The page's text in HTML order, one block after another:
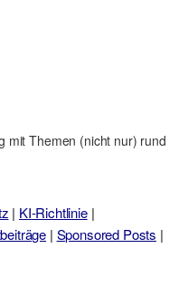
mit Themen (nicht nur) rund
| KI-Richtlinie|
| Sponsored Posts |